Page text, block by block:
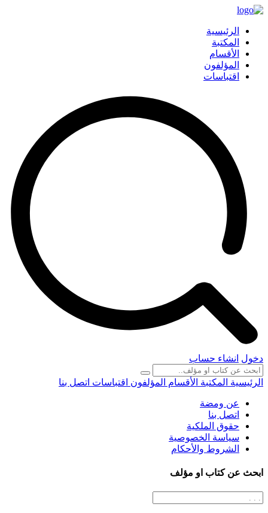
الرئيسية
المكتبة
الأقسام
المؤلفون
اقتباسات
دخول انشاء حساب
الرئيسية المكتبة الأقسام المؤلفون اقتباسات اتصل بنا
عن ومضة
اتصل بنا
حقوق الملكية
سياسة الخصوصية
الشروط والأحكام
ابحث عن كتاب او مؤلف